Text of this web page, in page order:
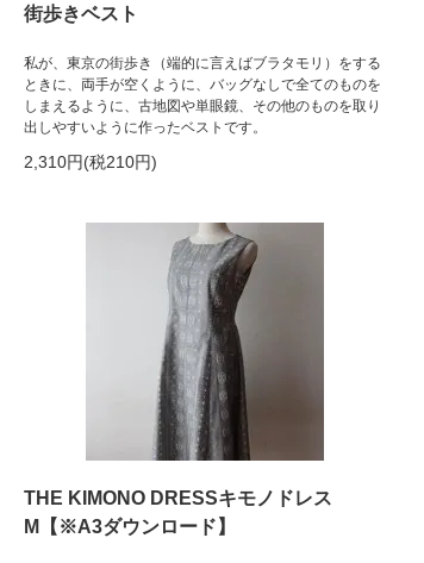
街歩きベスト
私が、東京の街歩き（端的に言えばブラタモリ）をする
ときに、両手が空くように、バッグなしで全てのものを
しまえるように、古地図や単眼鏡、その他のものを取り
出しやすいように作ったベストです。
2,310円(税210円)
THE KIMONO DRESSキモノドレス
M【※A3ダウンロード】